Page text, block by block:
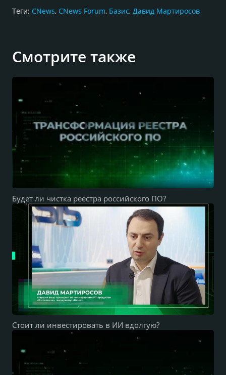
Теги: CNews, CNews Forum, Базис, Давид Мартиросов
Смотрите также
Будет ли чистка реестра российского ПО?
Стоит ли инвестировать в ИИ вдолгую?